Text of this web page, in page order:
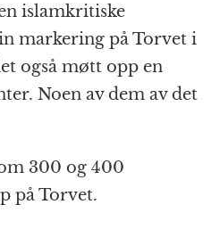
islamkritiske
markering på Torvet i
også møtt opp en
Noen av dem av det
300 og 400
på Torvet.